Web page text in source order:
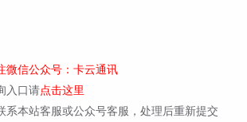
微信公众号：卡云通讯
入口请点击这里
系本站客服或公众号客服，处理后重新提交